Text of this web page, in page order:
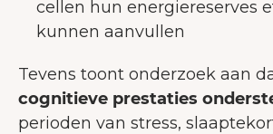
cellen hun energiereserves
kunnen aanvullen
Tevens toont onderzoek aan
cognitieve prestaties
perioden van stress,